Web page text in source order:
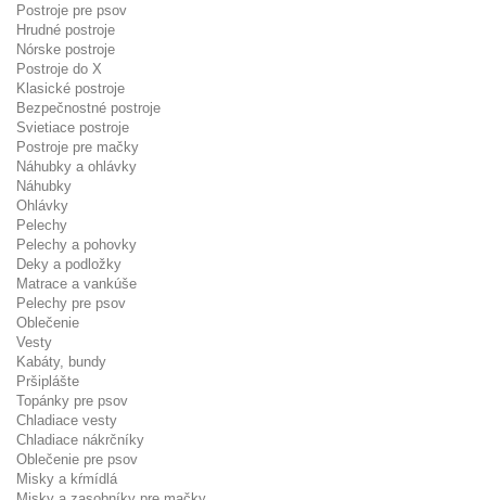
Postroje pre psov
Hrudné postroje
Nórske postroje
Postroje do X
Klasické postroje
Bezpečnostné postroje
Svietiace postroje
Postroje pre mačky
Náhubky a ohlávky
Náhubky
Ohlávky
Pelechy
Pelechy a pohovky
Deky a podložky
Matrace a vankúše
Pelechy pre psov
Oblečenie
Vesty
Kabáty, bundy
Pršiplášte
Topánky pre psov
Chladiace vesty
Chladiace nákrčníky
Oblečenie pre psov
Misky a kŕmídlá